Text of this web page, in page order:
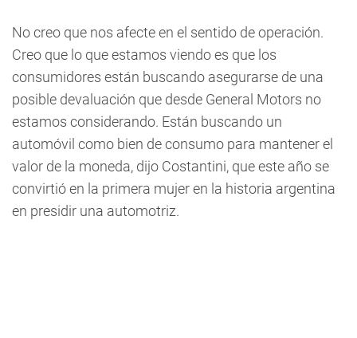
No creo que nos afecte en el sentido de operación.
Creo que lo que estamos viendo es que los
consumidores están buscando asegurarse de una
posible devaluación que desde General Motors no
estamos considerando. Están buscando un
automóvil como bien de consumo para mantener el
valor de la moneda, dijo Costantini, que este año se
convirtió en la primera mujer en la historia argentina
en presidir una automotriz.